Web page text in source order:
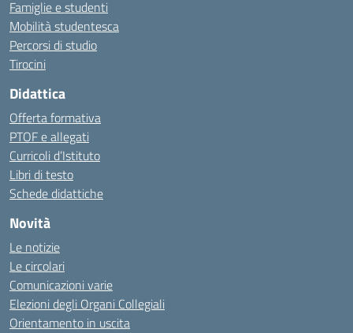
Famiglie e studenti
Mobilità studentesca
Percorsi di studio
Tirocini
Didattica
Offerta formativa
PTOF e allegati
Curricoli d’Istituto
Libri di testo
Schede didattiche
Novità
Le notizie
Le circolari
Comunicazioni varie
Elezioni degli Organi Collegiali
Orientamento in uscita